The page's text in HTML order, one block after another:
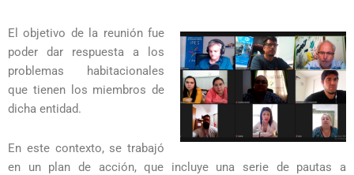
El objetivo de la reunión fue
poder dar respuesta a los
problemas habitacionales
que tienen los miembros de
dicha entidad.
En este contexto, se trabajó
en un plan de acción, que incluye una serie de pautas a